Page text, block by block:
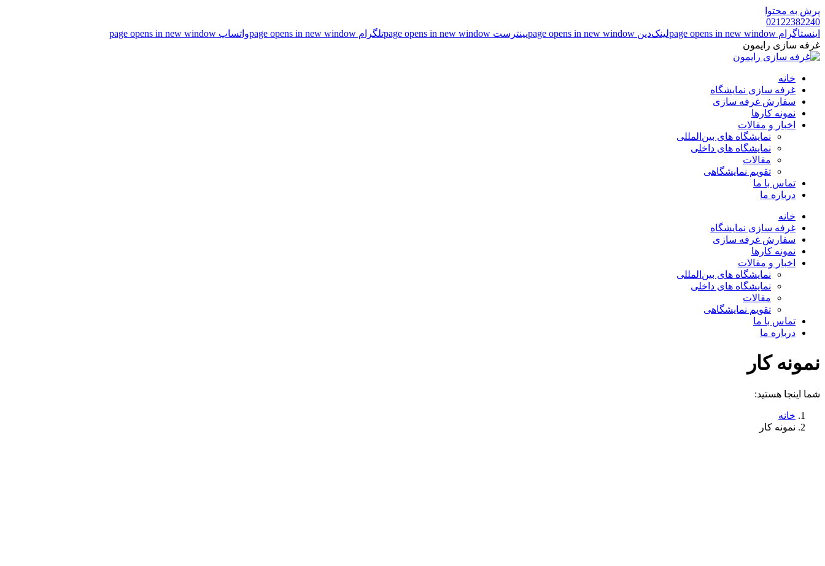
پرش به محتوا
02122382240
اینستاگرام page opens in new window
لینک‌دین page opens in new window پینترست page opens in new window تلگرام page opens in new window
واتساپ page opens in new window
غرفه سازی رایمون
خانه
غرفه سازی نمایشگاه
سفارش غرفه سازی
نمونه کارها
اخبار و مقالات
نمایشگاه های بین‌المللی
نمایشگاه های داخلی
مقالات
تقویم نمایشگاهی
تماس با ما
درباره ما
خانه
غرفه سازی نمایشگاه
سفارش غرفه سازی
نمونه کارها
اخبار و مقالات
نمایشگاه های بین‌المللی
نمایشگاه های داخلی
مقالات
تقویم نمایشگاهی
تماس با ما
درباره ما
نمونه کار
شما اینجا هستید:
خانه
نمونه کار